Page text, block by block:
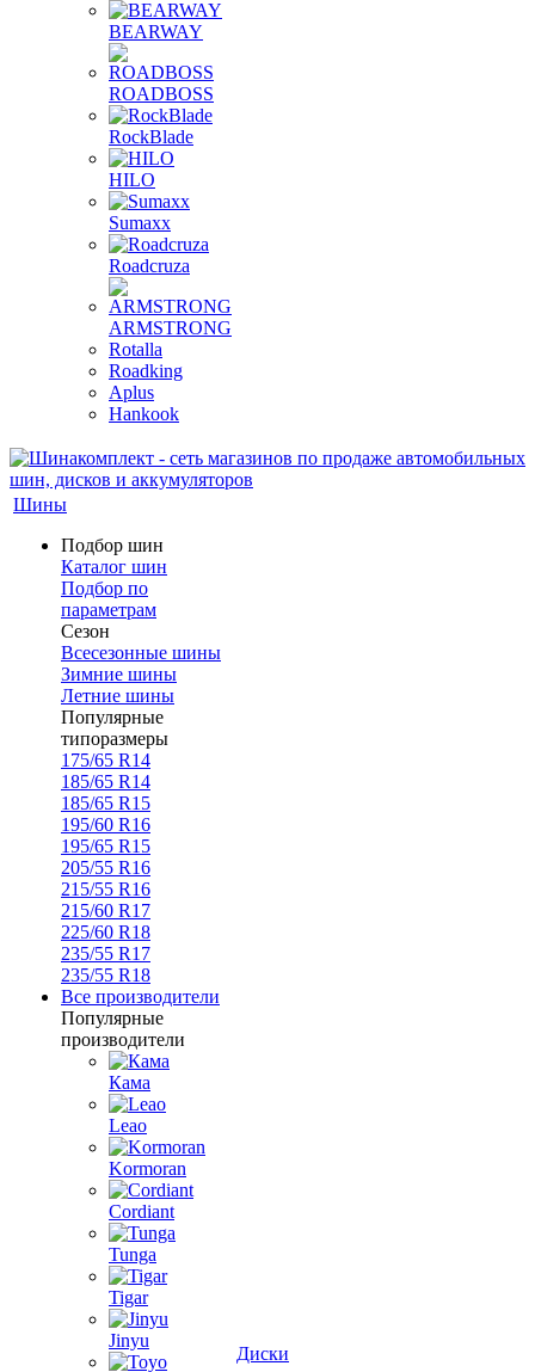
BEARWAY
ROADBOSS
RockBlade
HILO
Sumaxx
Roadcruza
ARMSTRONG
Rotalla
Roadking
Aplus
Hankook
Шины
Подбор шин
Каталог шин
Подбор по
параметрам
Сезон
Всесезонные шины
Зимние шины
Летние шины
Популярные
типоразмеры
175/65 R14
185/65 R14
185/65 R15
195/60 R16
195/65 R15
205/55 R16
215/55 R16
215/60 R17
225/60 R18
235/55 R17
235/55 R18
Все производители
Популярные
производители
Кама
Leao
Kormoran
Cordiant
Tunga
Tigar
Jinyu
Диски